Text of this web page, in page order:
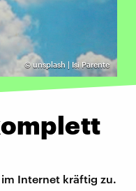
© unsplash | Isi Parente
Internet kräftig zu.